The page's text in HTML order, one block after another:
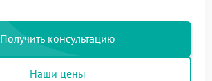
Получить консультацию
Наши цены